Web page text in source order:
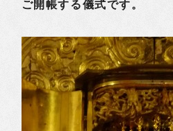
ご開帳する儀式です。